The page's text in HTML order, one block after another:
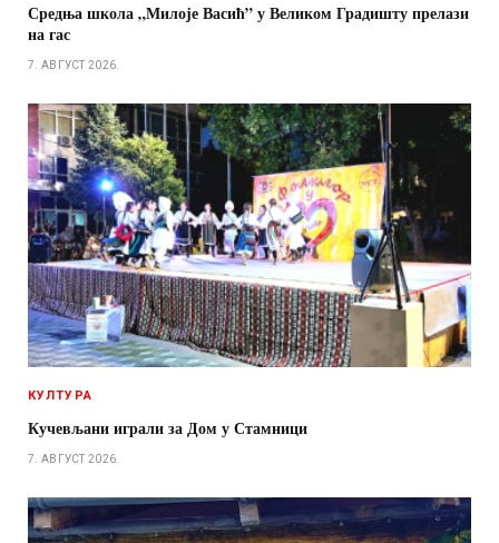
Средња школа „Милоје Васић” у Великом Градишту прелази
на гас
7. АВГУСТ 2026.
КУЛТУРА
Кучевљани играли за Дом у Стамници
7. АВГУСТ 2026.